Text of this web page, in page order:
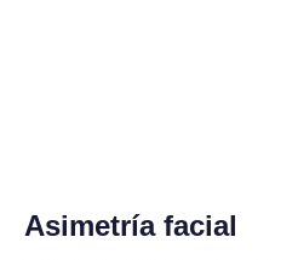
Asimetría facial